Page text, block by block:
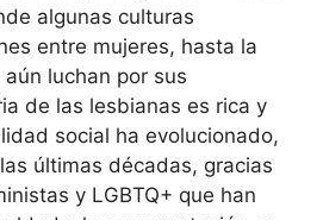
algunas culturas
entre mujeres, hasta la
luchan por sus
de las lesbianas es rica y
social ha evolucionado,
últimas décadas, gracias
y LGBTQ+ que han